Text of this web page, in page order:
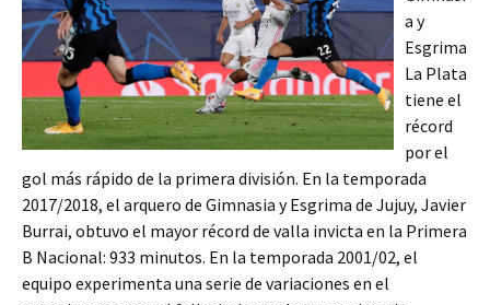
a y
Esgrima
La Plata
tiene el
récord
por el
gol más rápido de la primera división. En la temporada
2017/2018, el arquero de Gimnasia y Esgrima de Jujuy, Javier
Burrai, obtuvo el mayor récord de valla invicta en la Primera
B Nacional: 933 minutos. En la temporada 2001/02, el
equipo experimenta una serie de variaciones en el